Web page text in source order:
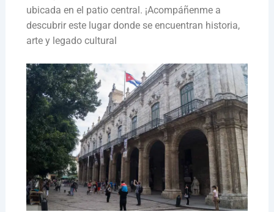
ubicada en el patio central. ¡Acompáñenme a
descubrir este lugar donde se encuentran historia,
arte y legado cultural